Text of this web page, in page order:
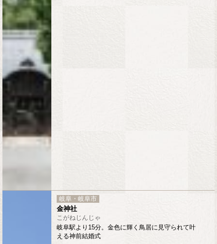
岐阜・岐阜市
金神社
こがねじんじゃ
岐阜駅より15分。金色に輝く鳥居に見守られて叶
える神前結婚式